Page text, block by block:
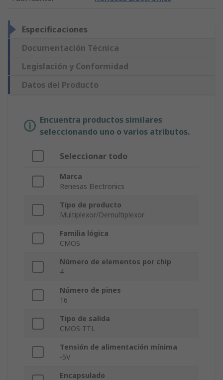
Especificaciones
Documentación Técnica
Legislación y Conformidad
Datos del Producto
Encuentra productos similares
seleccionando uno o varios atributos.
Seleccionar todo
Marca
Renesas Electronics
Tipo de producto
Multiplexor/Demultiplexor
Familia lógica
CMOS
Número de elementos por chip
4
Número de pines
16
Tipo de salida
CMOS-TTL
Tensión de alimentación mínima
-5V
Encapsulado